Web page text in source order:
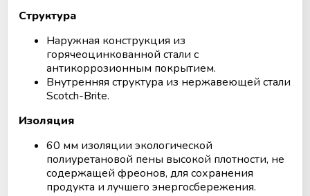
Структура
Наружная конструкция из
горячеоцинкованной стали с
антикоррозионным покрытием.
Внутренняя структура из нержавеющей стали
Scotch-Brite.
Изоляция
60 мм изоляции экологической
полиуретановой пены высокой плотности, не
содержащей фреонов, для сохранения
продукта и лучшего энергосбережения.